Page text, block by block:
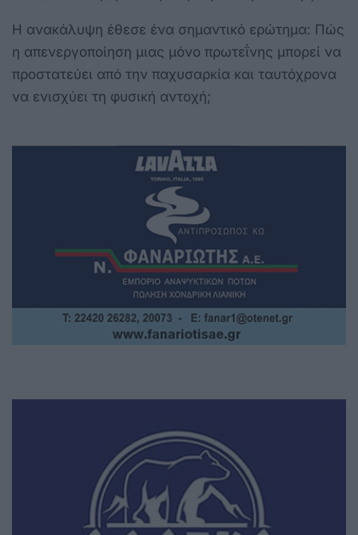
Η ανακάλυψη έθεσε ένα σημαντικό ερώτημα: Πώς
η απενεργοποίηση μιας μόνο πρωτεΐνης μπορεί να
προστατεύει από την παχυσαρκία και ταυτόχρονα
να ενισχύει τη φυσική αντοχή;